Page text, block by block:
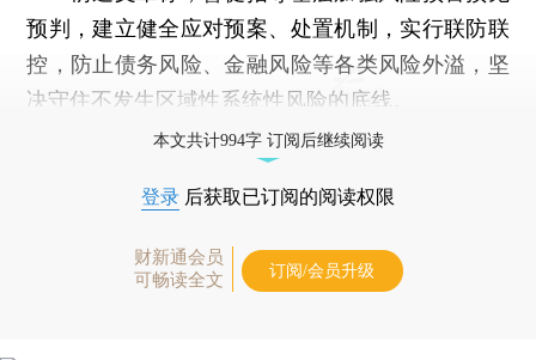
预判，建立健全应对预案、处置机制，实行联防联
控，防止债务风险、金融风险等各类风险外溢，坚
决守住不发生区域性系统性风险的底线。
本文共计994字 订阅后继续阅读
登录 后获取已订阅的阅读权限
财新通会员
可畅读全文
订阅/会员升级